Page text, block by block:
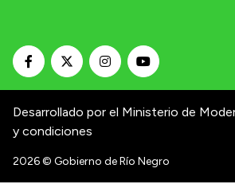
Desarrollado por el Ministerio de
y condiciones
2026© Gobierno de Río Negro